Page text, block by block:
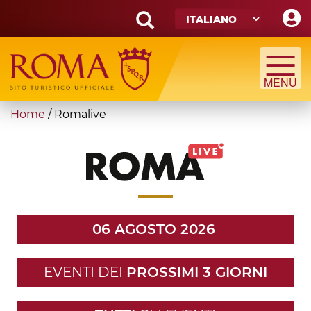
main
content
Search
form
Cerca
You
Home / Romalive
06 AGOSTO 2026
EVENTI DEI PROSSIMI 3 GIORNI